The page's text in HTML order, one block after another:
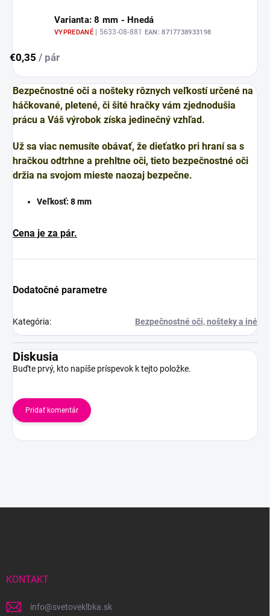
Varianta: 8 mm - Hnedá
VYPREDANÉ | 5633-08-881 EAN: 8717738933198
€0,35 / pár
Bezpečnostné oči a nošteky rôznych veľkostí určené na
háčkované, pletené, či šité hračky vám zjednodušia
prácu a Váš výrobok získa jedinečný vzhľad.
Už sa viac nemusíte obávať, že dieťatko pri hraní sa s
hračkou odtrhne a prehltne oči, tieto bezpečnostné oči
držia na svojom mieste naozaj bezpečne.
Veľkosť: 8 mm
Cena je za pár.
Dodatočné parametre
Kategória: Bezpečnostné oči, nošteky a iné
Diskusia
Buďte prvý, kto napíše príspevok k tejto položke.
Pridať komentár
KONTAKT
info@svetoveklbka.sk